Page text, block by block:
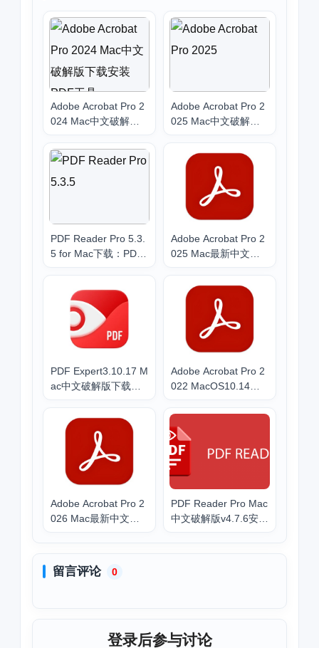
Adobe Acrobat Pro 2
024 Mac中文破解版
Adobe Acrobat Pro 2
025 Mac中文破解版
PDF Reader Pro 5.3.
5 for Mac下载：PDF
Adobe Acrobat Pro 2
025 Mac最新中文破
PDF Expert3.10.17 M
ac中文破解版下载安
Adobe Acrobat Pro 2
022 MacOS10.14以
下载安装PDF工具
Adobe Acrobat Pro 2
026 Mac最新中文版
PDF Reader Pro Mac
中文破解版v4.7.6安装
留言评论 0
登录后参与讨论